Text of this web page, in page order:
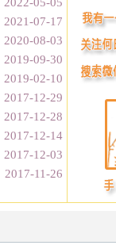
2021-07-17
2020-08-03
2019-09-30
2019-02-10
2017-12-29
2017-12-28
2017-12-14
2017-12-03
2017-11-26